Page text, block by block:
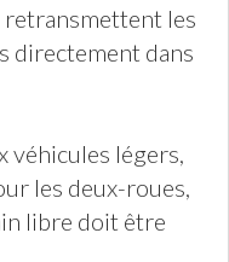
retransmettent les
directement dans
véhicules légers,
les deux-roues,
libre doit être